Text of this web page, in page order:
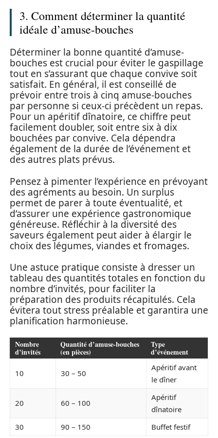
3. Comment déterminer la quantité
idéale d’amuse-bouches
Déterminer la bonne quantité d’amuse-
bouches est crucial pour éviter le gaspillage
tout en s’assurant que chaque convive soit
satisfait. En général, il est conseillé de
prévoir entre trois à cinq amuse-bouches
par personne si ceux-ci précèdent un repas.
Pour un apéritif dînatoire, ce chiffre peut
facilement doubler, soit entre six à dix
bouchées par convive. Cela dépendra
également de la durée de l’événement et
des autres plats prévus.
Pensez à pimenter l’expérience en prévoyant
des agréments au besoin. Un surplus
permet de parer à toute éventualité, et
d’assurer une expérience gastronomique
généreuse. Réfléchir à la diversité des
saveurs également peut aider à élargir le
choix des légumes, viandes et fromages.
Une astuce pratique consiste à dresser un
tableau des quantités totales en fonction du
nombre d’invités, pour faciliter la
préparation des produits récapitulés. Cela
évitera tout stress préalable et garantira une
planification harmonieuse.
Nombre
d’invités
Quantité d’amuse-bouches
(en pièces)
Type
d’événement
10 30 – 50
Apéritif avant
le dîner
20 60 – 100
Apéritif
dînatoire
30
90 – 150 Buffet festif